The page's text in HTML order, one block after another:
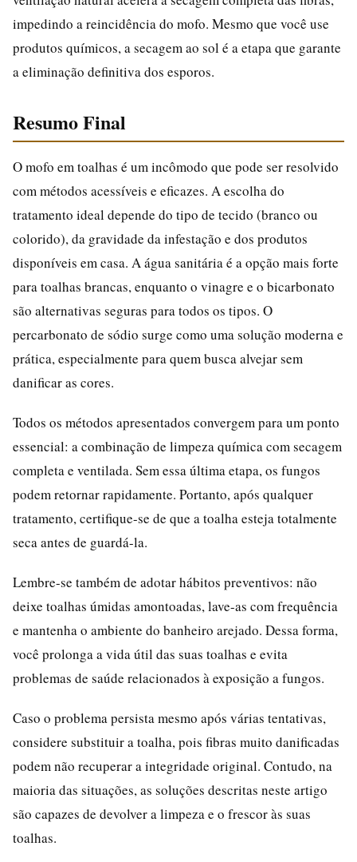
impedindo a reincidência do mofo. Mesmo que você use
produtos químicos, a secagem ao sol é a etapa que garante
a eliminação definitiva dos esporos.
Resumo Final
O mofo em toalhas é um incômodo que pode ser resolvido
com métodos acessíveis e eficazes. A escolha do
tratamento ideal depende do tipo de tecido (branco ou
colorido), da gravidade da infestação e dos produtos
disponíveis em casa. A água sanitária é a opção mais forte
para toalhas brancas, enquanto o vinagre e o bicarbonato
são alternativas seguras para todos os tipos. O
percarbonato de sódio surge como uma solução moderna e
prática, especialmente para quem busca alvejar sem
danificar as cores.
Todos os métodos apresentados convergem para um ponto
essencial: a combinação de limpeza química com secagem
completa e ventilada. Sem essa última etapa, os fungos
podem retornar rapidamente. Portanto, após qualquer
tratamento, certifique-se de que a toalha esteja totalmente
seca antes de guardá-la.
Lembre-se também de adotar hábitos preventivos: não
deixe toalhas úmidas amontoadas, lave-as com frequência
e mantenha o ambiente do banheiro arejado. Dessa forma,
você prolonga a vida útil das suas toalhas e evita
problemas de saúde relacionados à exposição a fungos.
Caso o problema persista mesmo após várias tentativas,
considere substituir a toalha, pois fibras muito danificadas
podem não recuperar a integridade original. Contudo, na
maioria das situações, as soluções descritas neste artigo
são capazes de devolver a limpeza e o frescor às suas
toalhas.